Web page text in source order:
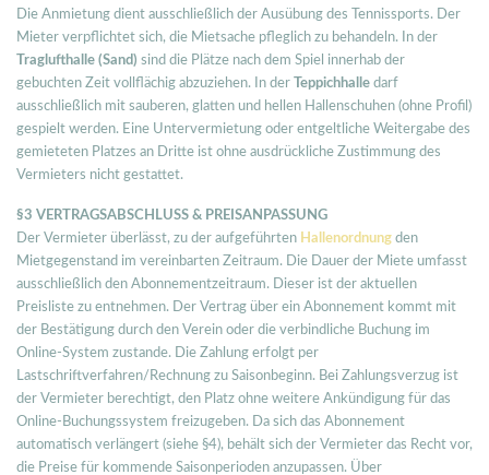
Die Anmietung dient ausschließlich der Ausübung des Tennissports. Der
Mieter verpflichtet sich, die Mietsache pfleglich zu behandeln. In der
Traglufthalle (Sand) sind die Plätze nach dem Spiel innerhab der
gebuchten Zeit vollflächig abzuziehen. In der Teppichhalle darf
ausschließlich mit sauberen, glatten und hellen Hallenschuhen (ohne Profil)
gespielt werden. Eine Untervermietung oder entgeltliche Weitergabe des
gemieteten Platzes an Dritte ist ohne ausdrückliche Zustimmung des
Vermieters nicht gestattet.
§3 VERTRAGSABSCHLUSS & PREISANPASSUNG
Der Vermieter überlässt, zu der aufgeführten Hallenordnung den
Mietgegenstand im vereinbarten Zeitraum. Die Dauer der Miete umfasst
ausschließlich den Abonnementzeitraum. Dieser ist der aktuellen
Preisliste zu entnehmen. Der Vertrag über ein Abonnement kommt mit
der Bestätigung durch den Verein oder die verbindliche Buchung im
Online-System zustande. Die Zahlung erfolgt per
Lastschriftverfahren/Rechnung zu Saisonbeginn. Bei Zahlungsverzug ist
der Vermieter berechtigt, den Platz ohne weitere Ankündigung für das
Online-Buchungssystem freizugeben. Da sich das Abonnement
automatisch verlängert (siehe §4), behält sich der Vermieter das Recht vor,
die Preise für kommende Saisonperioden anzupassen. Über